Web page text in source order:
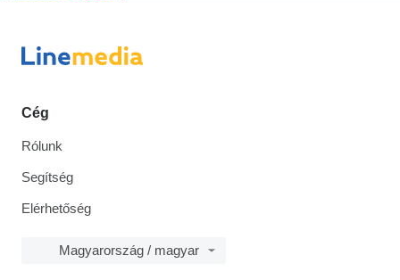
Cég
Rólunk
Segítség
Elérhetőség
Magyarország / magyar